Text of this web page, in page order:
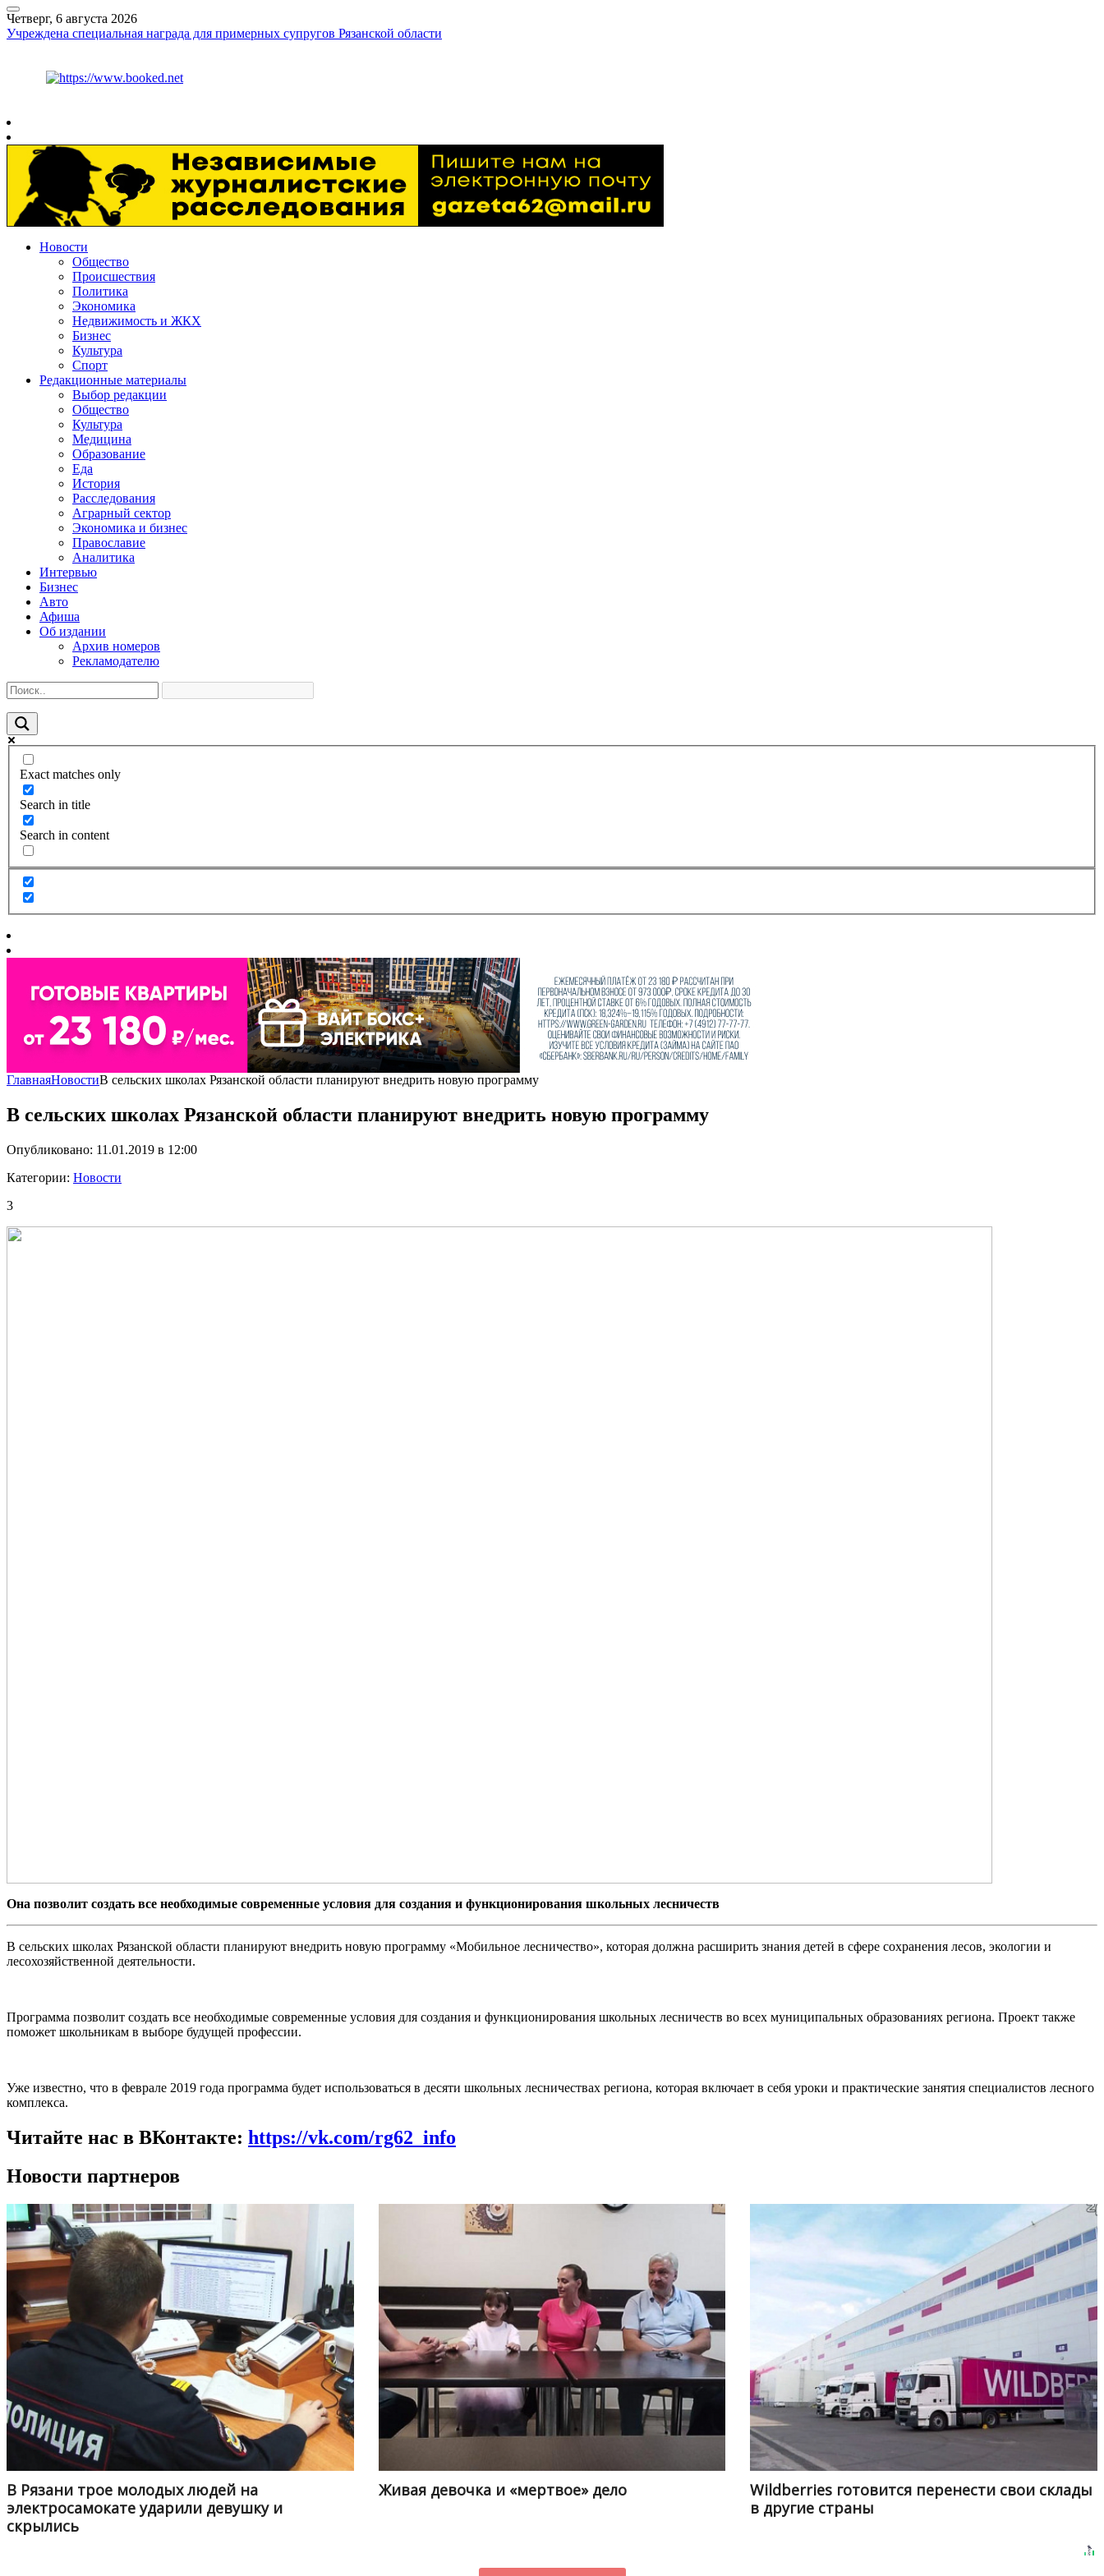
Четверг, 6 августа 2026
Учреждена специальная награда для примерных супругов Рязанской области
Новости
Общество
Происшествия
Политика
Экономика
Недвижимость и ЖКХ
Бизнес
Культура
Спорт
Редакционные материалы
Выбор редакции
Общество
Культура
Медицина
Образование
Еда
История
Расследования
Аграрный сектор
Экономика и бизнес
Православие
Аналитика
Интервью
Бизнес
Авто
Афиша
Об издании
Архив номеров
Рекламодателю
Exact matches only
Search in title
Search in content
ГлавнаяНовостиВ сельских школах Рязанской области планируют внедрить новую программу
В сельских школах Рязанской области планируют внедрить новую программу
Опубликовано: 11.01.2019 в 12:00
Категории: Новости
3
Она позволит создать все необходимые современные условия для создания и функционирования школьных лесничеств
В сельских школах Рязанской области планируют внедрить новую программу «Мобильное лесничество», которая должна расширить знания детей в сфере сохранения лесов, экологии и
лесохозяйственной деятельности.
Программа позволит создать все необходимые современные условия для создания и функционирования школьных лесничеств во всех муниципальных образованиях региона. Проект также
поможет школьникам в выборе будущей профессии.
Уже известно, что в феврале 2019 года программа будет использоваться в десяти школьных лесничествах региона, которая включает в себя уроки и практические занятия специалистов лесного
комплекса.
Читайте нас в ВКонтакте: https://vk.com/rg62_info
Новости партнеров
В Рязани трое молодых людей на
электросамокате ударили девушку и
скрылись
Живая девочка и «мертвое» дело
Wildberries готовится перенести свои склады
в другие страны